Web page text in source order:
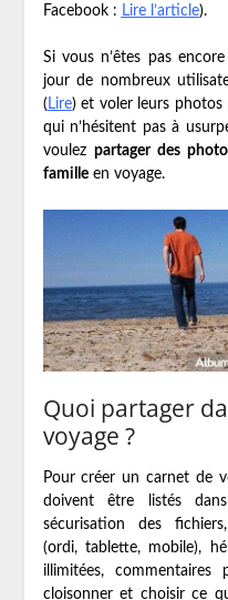
Facebook : Lire l’article).
Si vous n’êtes pas
jour de nombreux
( Lire) et voler leurs photos
qui n’hésitent pas à
voulez partager des
familleen voyage.
Quoi partager
voyage ?
Pour créer un carnet de
doivent être listés
sécurisation des
(ordi, tablette, mobile),
illimitées,
cloisonner et choisir ce